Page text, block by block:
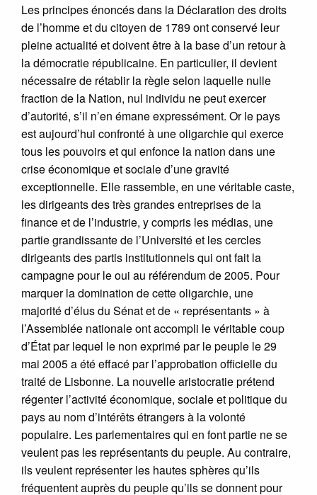
Les principes énoncés dans la Déclaration des droits
de l’homme et du citoyen de 1789 ont conservé leur
pleine actualité et doivent être à la base d’un retour à
la démocratie républicaine. En particulier, il devient
nécessaire de rétablir la règle selon laquelle nulle
fraction de la Nation, nul individu ne peut exercer
d’autorité, s’il n’en émane expressément. Or le pays
est aujourd’hui confronté à une oligarchie qui exerce
tous les pouvoirs et qui enfonce la nation dans une
crise économique et sociale d’une gravité
exceptionnelle. Elle rassemble, en une véritable caste,
les dirigeants des très grandes entreprises de la
finance et de l’industrie, y compris les médias, une
partie grandissante de l’Université et les cercles
dirigeants des partis institutionnels qui ont fait la
campagne pour le oui au référendum de 2005. Pour
marquer la domination de cette oligarchie, une
majorité d’élus du Sénat et de « représentants » à
l’Assemblée nationale ont accompli le véritable coup
d’État par lequel le non exprimé par le peuple le 29
mai 2005 a été effacé par l’approbation officielle du
traité de Lisbonne. La nouvelle aristocratie prétend
régenter l’activité économique, sociale et politique du
pays au nom d’intérêts étrangers à la volonté
populaire. Les parlementaires qui en font partie ne se
veulent pas les représentants du peuple. Au contraire,
ils veulent représenter les hautes sphères qu’ils
fréquentent auprès du peuple qu’ils se donnent pour